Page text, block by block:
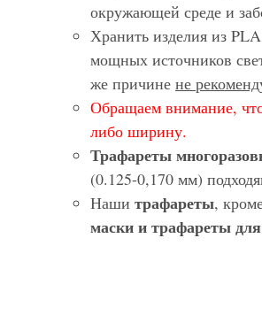
окружающей среде и
Хранить изделия из
мощных источников
же причине не
Обращаем внимание,
либо ширину.
Трафареты
(0.125-0,170 мм)
Наши трафареты,
маски и трафареты